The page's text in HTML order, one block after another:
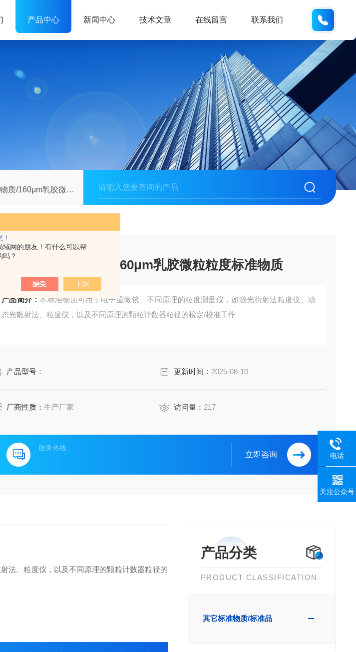
域网的朋友！有什么可以帮
吗？
产品中心 新闻中心 技术文章 在线留言 联系我们
乳胶微粒粒度标准物质
CRM鸿蒙标准物质/160μm乳胶微粒粒度标准物质
产品简介：本标准物质可用于电子显微镜、不同原理的粒度测量仪，如激光衍射法粒度仪、动
态光散射法、粒度仪，以及不同原理的颗粒计数器粒径的检定/校准工作
产品型号： 更新时间： 2025-08-10
厂商性质：生产厂家 访问量： 217
服务热线
立即咨询
产品分类
PRODUCT CLASSIFICATION
其它标准物质/标准品
法、粒度仪，以及不同原理的颗粒计数器粒径的
电话
关注公众号